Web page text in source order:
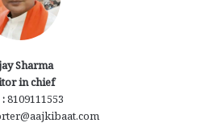
Sharma
in chief
8109111553